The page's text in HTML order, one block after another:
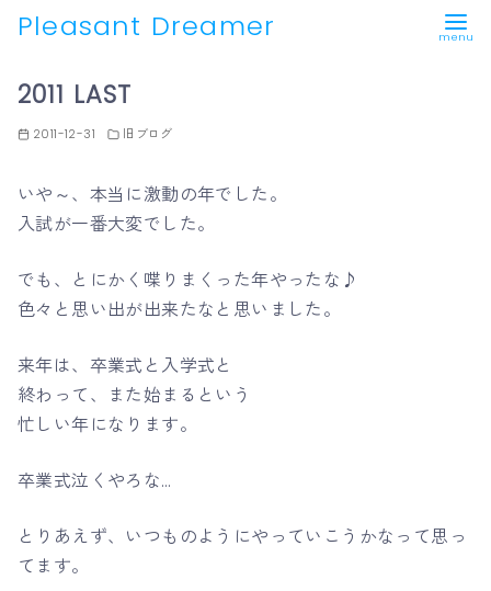
Pleasant Dreamer
2011 LAST
2011-12-31 旧ブログ
いや～、本当に激動の年でした。
入試が一番大変でした。
でも、とにかく喋りまくった年やったな♪
色々と思い出が出来たなと思いました。
来年は、卒業式と入学式と
終わって、また始まるという
忙しい年になります。
卒業式泣くやろな…
とりあえず、いつものようにやっていこうかなって思っ
てます。